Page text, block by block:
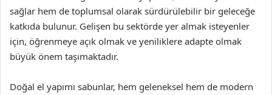
sağlar hem de toplumsal olarak sürdürülebilir bir geleceğe
katkıda bulunur. Gelişen bu sektörde yer almak isteyenler
için, öğrenmeye açık olmak ve yeniliklere adapte olmak
büyük önem taşımaktadır.
Doğal el yapımı sabunlar, hem geleneksel hem de modern